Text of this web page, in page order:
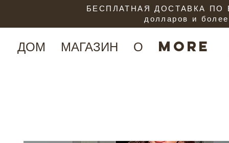
ДОМ МАГАЗИН О More
БЕСПЛАТНАЯ ДОСТАВКА ПО
долларов и